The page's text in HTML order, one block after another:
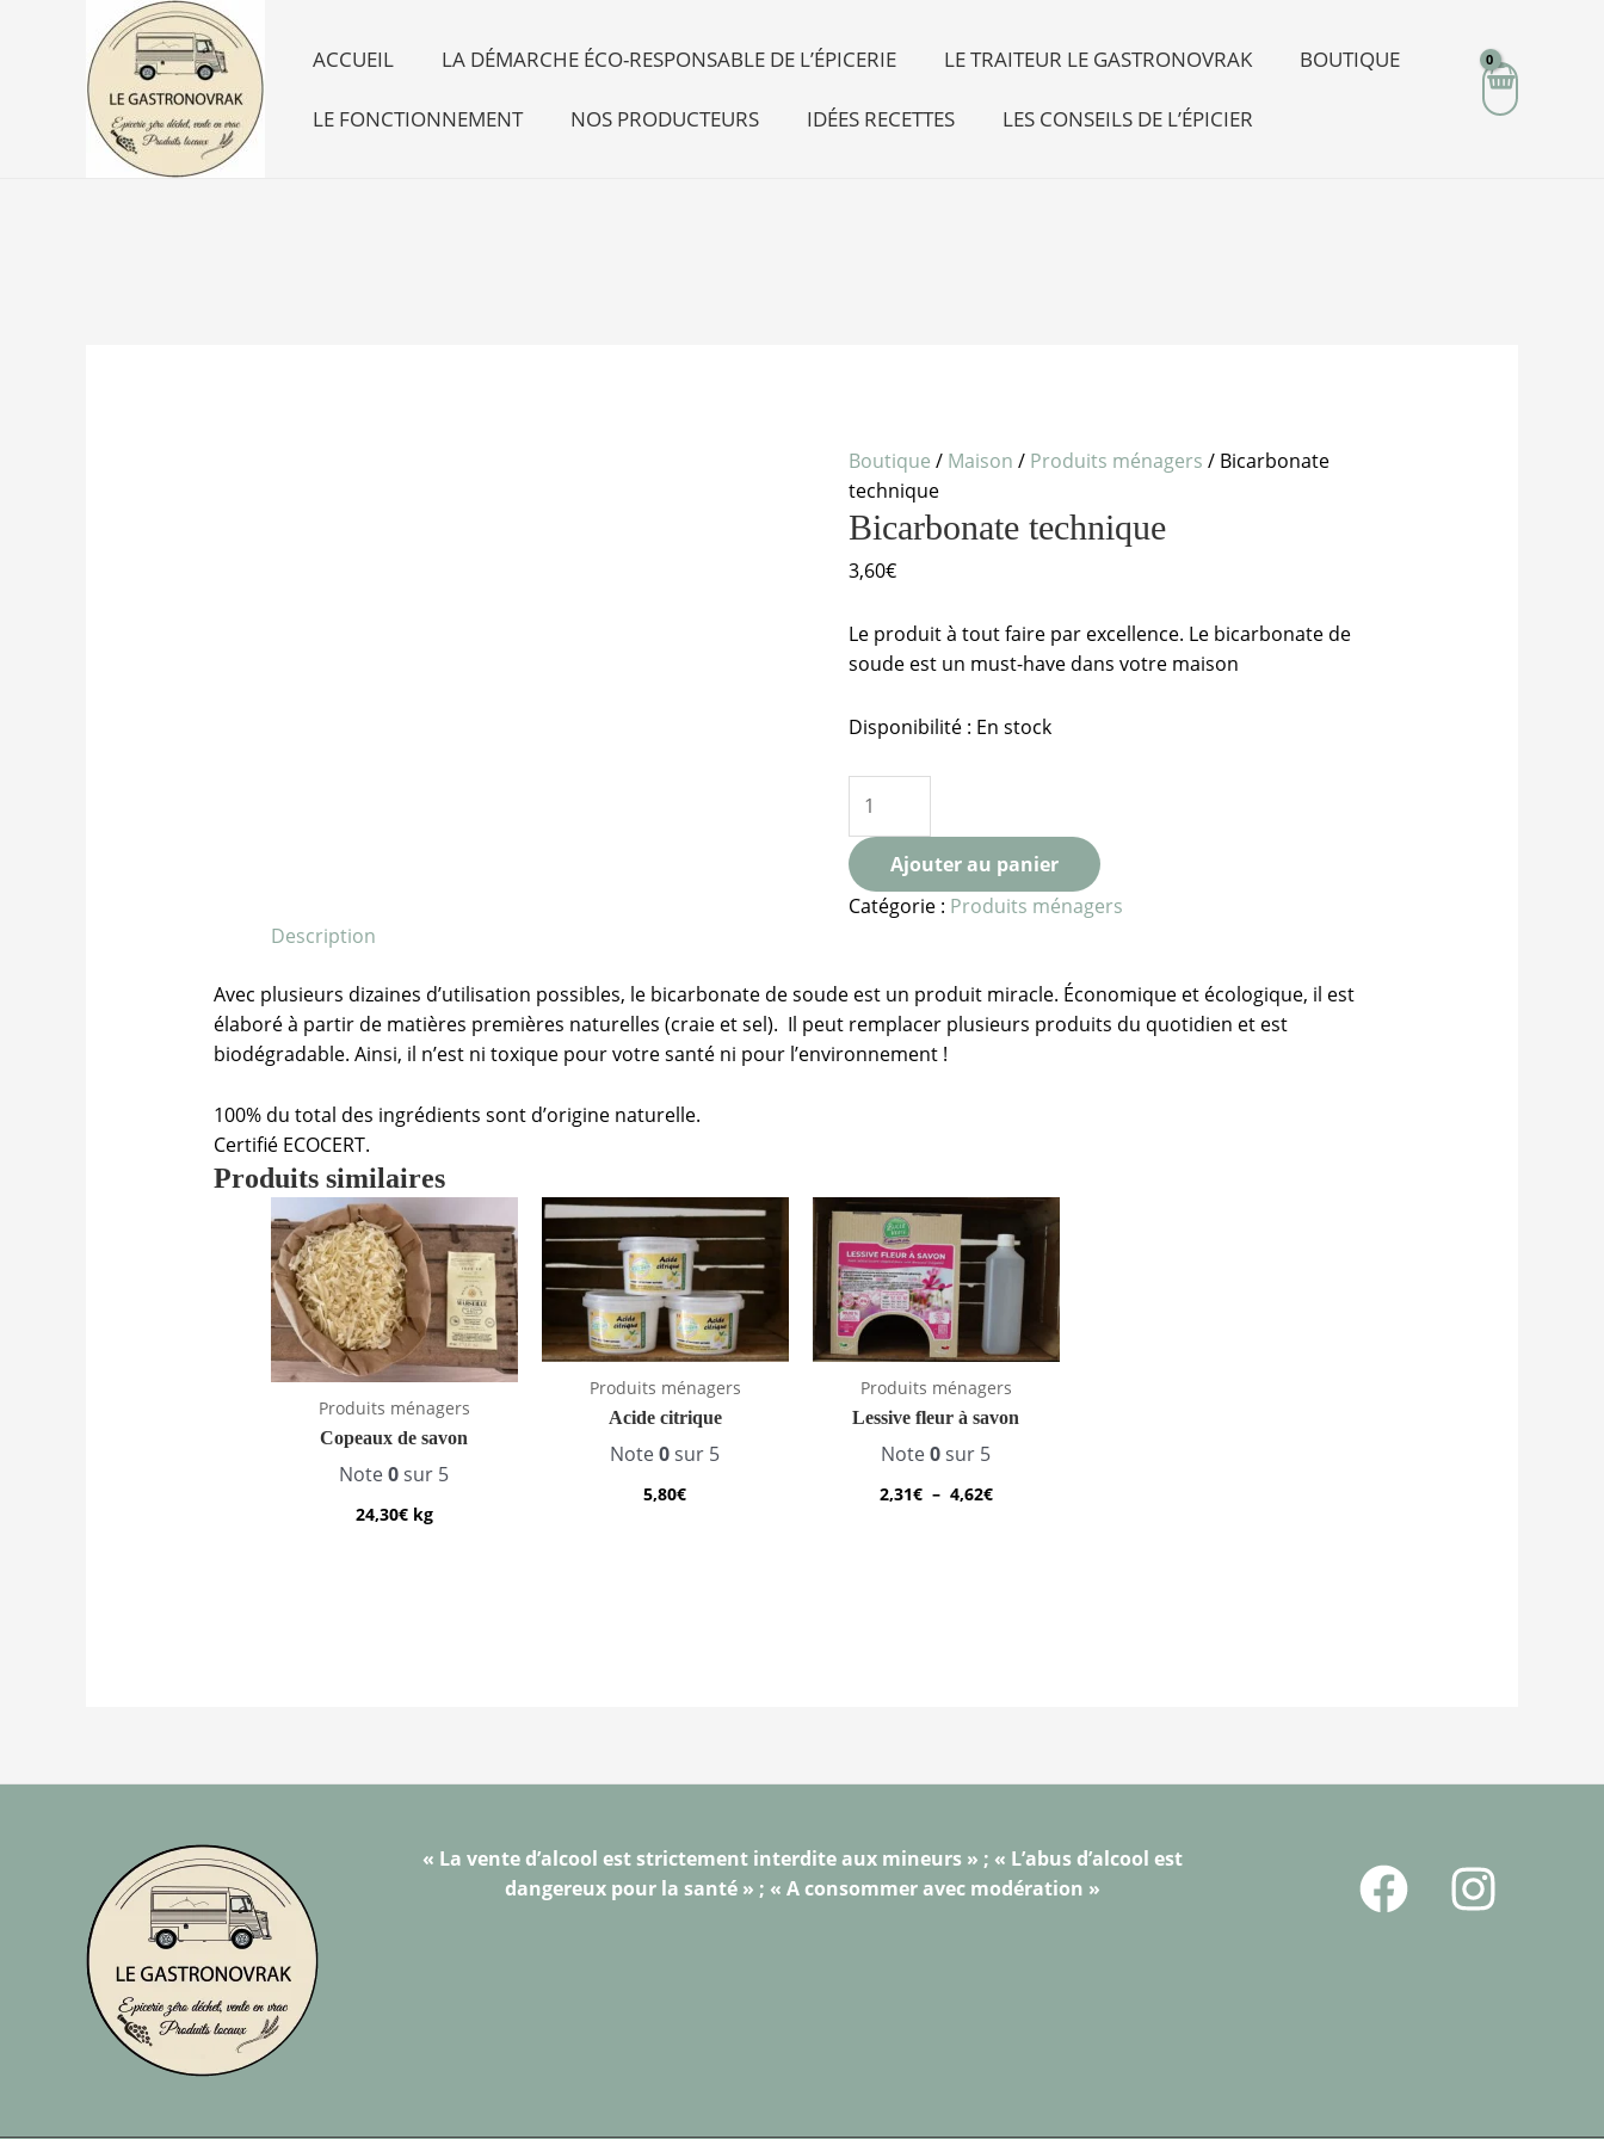
ACCUEIL LA DÉMARCHE ÉCO-RESPONSABLE DE L’ÉPICERIE LE TRAITEUR LE GASTRONOVRAK BOUTIQUE
LE FONCTIONNEMENT NOS PRODUCTEURS IDÉES RECETTES LES CONSEILS DE L’ÉPICIER
Boutique / Maison / Produits ménagers / Bicarbonate
technique
Bicarbonate technique
3,60€
Le produit à tout faire par excellence. Le bicarbonate de
soude est un must-have dans votre maison
Disponibilité : En stock
technique
Ajouter au panier
Catégorie : Produits ménagers
Description
Avec plusieurs dizaines d’utilisation possibles, le bicarbonate de soude est un produit miracle. Économique et écologique, il est
élaboré à partir de matières premières naturelles (craie et sel). Il peut remplacer plusieurs produits du quotidien et est
biodégradable. Ainsi, il n’est ni toxique pour votre santé ni pour l’environnement !
100% du total des ingrédients sont d’origine naturelle.
Certifié ECOCERT.
Produits similaires
Produits ménagers
Copeaux de savon
Note0sur 5
24,30€kg
Produits ménagers
Acide citrique
Note0sur 5
5,80€
Produits ménagers
Lessive fleur à savon
Note0sur 5
2,31€ – 4,62€
Plage
de
prix :
2,31€
4,62€
« La vente d’alcool est strictement interdite aux mineurs » ; « L’abus d’alcool est
dangereux pour la santé » ; « A consommer avec modération »